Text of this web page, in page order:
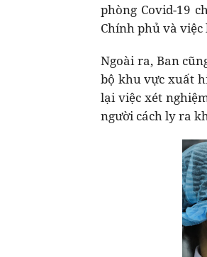
phòng Covid-19
Chính phủ và việc
Ngoài ra, Ban
bộ khu vực xuất
lại việc xét
người cách ly ra